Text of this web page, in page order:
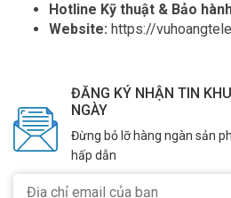
Hotline Kỹ thuật & Bảo
Website: https://
ĐĂNG KÝ NHẬN TIN
NGÀY
Đừng bỏ lỡ hàng ngàn sản
hấp dẫn